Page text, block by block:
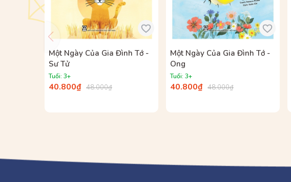
Một Ngày Của Gia Đình Tớ -
Sư Tử
Tuổi: 3+
40.800₫ 48.000₫
Một Ngày Của Gia Đình Tớ -
Ong
Tuổi: 3+
40.800₫ 48.000₫